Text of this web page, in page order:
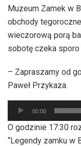
Muzeum Zamek w
obchody
wieczorową porą
sobotę czeka sporo
– Zapraszamy od
Paweł Przykaza.
Odtwarzacz
plików
dźwiękowych
00:00
O godzinie 17:30
“Legendy zamku w